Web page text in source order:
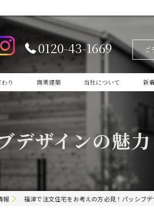
0120-43-1669 ご
り 商業建築 当社について
新築
ガレージ
新
デザインの魅
報 福津で注文住宅をお考えの方必見！パッシブ